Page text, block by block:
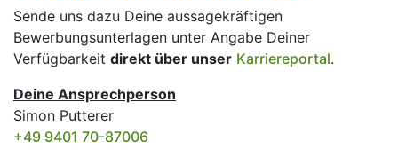
Sende uns dazu Deine aussage­kräftigen
Bewerbungsunterlagen unter Angabe Deiner
Verfügbarkeit direkt über unser Karriereportal.
Deine Ansprechperson
Simon Putterer
+49 9401 70-87006